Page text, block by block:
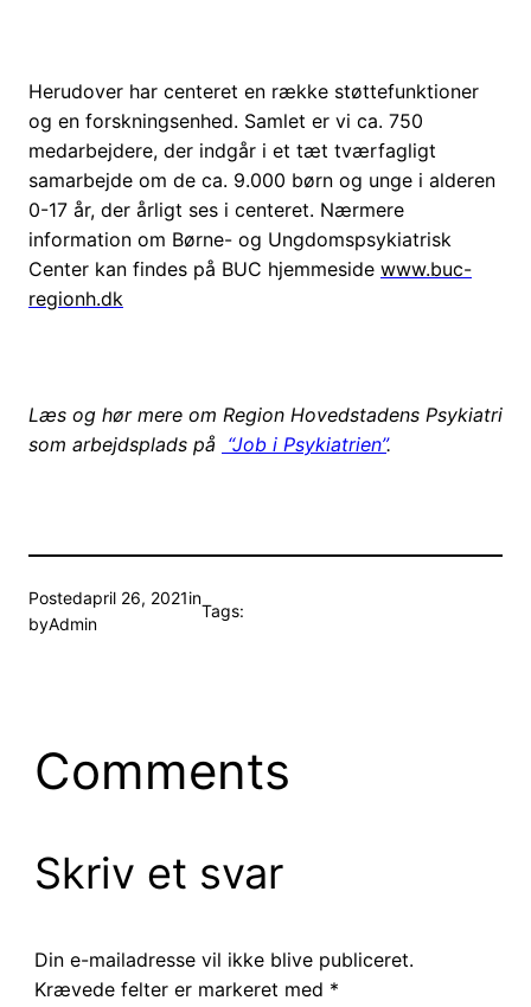
Herudover har centeret en række støttefunktioner
og en forskningsenhed. Samlet er vi ca. 750
medarbejdere, der indgår i et tæt tværfagligt
samarbejde om de ca. 9.000 børn og unge i alderen
0-17 år, der årligt ses i centeret. Nærmere
information om Børne- og Ungdomspsykiatrisk
Center kan findes på BUC hjemmeside www.buc-
regionh.dk
Læs og hør mere om Region Hovedstadens Psykiatri
som arbejdsplads på “Job i Psykiatrien”.
Postedapril 26, 2021in
byAdmin
Tags:
Comments
Skriv et svar
Din e-mailadresse vil ikke blive publiceret.
Krævede felter er markeret med *